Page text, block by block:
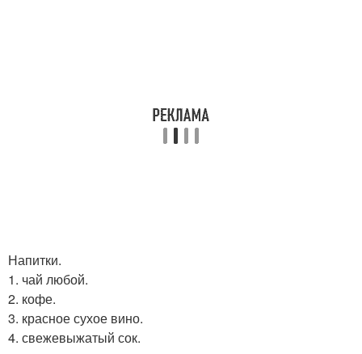
Напитки.
1. чай любой.
2. кофе.
3. красное сухое вино.
4. свежевыжатый сок.